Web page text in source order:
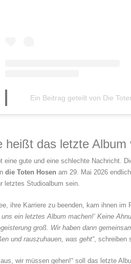
Ein Beitrag geteilt von Die
heißt das letzte Album
eine gute und eine schlechte Nachricht.
die Toten Hosen am 29. Mai 2026
letztes Studioalbum sein.
ihre Karriere zu beenden, kam ihnen im
uns ein letztes Album machen!‘ Keine
groß. Wir haben dann
und rauszuhauen, was geht“, schreiben
aus, wir müssen gehen!“ soll das letzte